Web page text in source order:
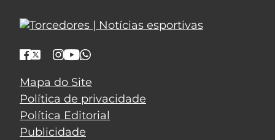
Mapa do Site
Política de privacidade
Política Editorial
Publicidade